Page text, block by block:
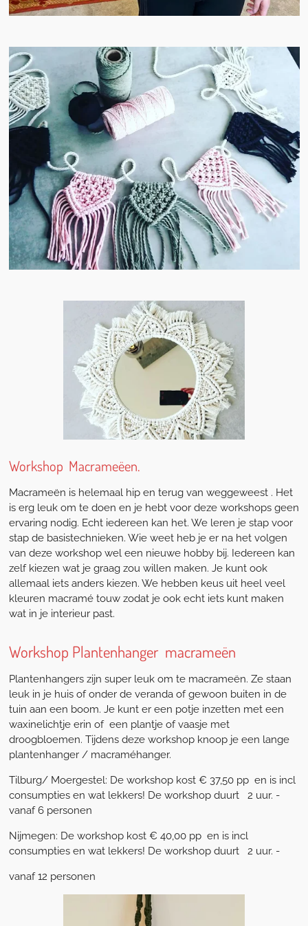
Workshop Macrameëen.
Macrameën is helemaal hip en terug van weggeweest . Het
is erg leuk om te doen en je hebt voor deze workshops geen
ervaring nodig. Echt iedereen kan het. We leren je stap voor
stap de basistechnieken. Wie weet heb je er na het volgen
van deze workshop wel een nieuwe hobby bij. Iedereen kan
zelf kiezen wat je graag zou willen maken. Je kunt ook
allemaal iets anders kiezen. We hebben keus uit heel veel
kleuren macramé touw zodat je ook echt iets kunt maken
wat in je interieur past.
Workshop Plantenhanger macrameën
Plantenhangers zijn super leuk om te macrameën. Ze staan
leuk in je huis of onder de veranda of gewoon buiten in de
tuin aan een boom. Je kunt er een potje inzetten met een
waxinelichtje erin of een plantje of vaasje met
droogbloemen. Tijdens deze workshop knoop je een lange
plantenhanger / macraméhanger.
Tilburg/ Moergestel: De workshop kost € 37,50 pp en is incl
consumpties en wat lekkers! De workshop duurt 2 uur. -
vanaf 6 personen
Nijmegen: De workshop kost € 40,00 pp en is incl
consumpties en wat lekkers! De workshop duurt 2 uur. -
vanaf 12 personen